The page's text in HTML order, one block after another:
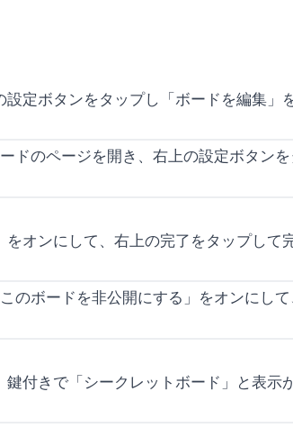
定ボタンをタップし「ボードを編集」
オンにして、右上の完了をタップして
付きで「シークレットボード」と表示